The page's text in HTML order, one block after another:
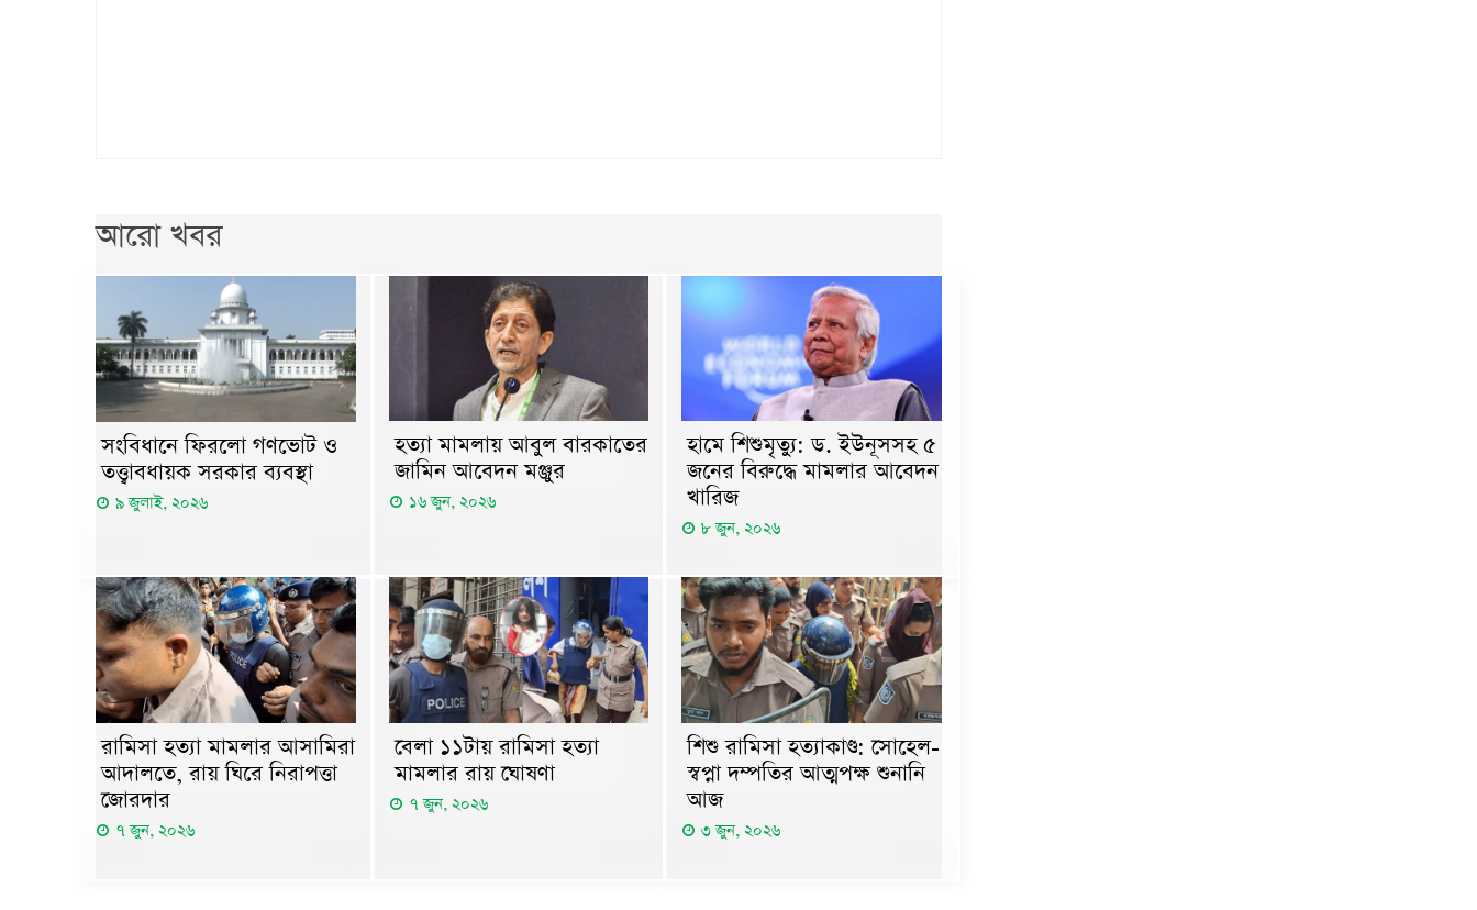
আরো খবর
সংবিধানে ফিরলো গণভোট ও
তত্ত্বাবধায়ক সরকার ব্যবস্থা
৯ জুলাই, ২০২৬
হত্যা মামলায় আবুল বারকাতের
জামিন আবেদন মঞ্জুর
১৬ জুন, ২০২৬
হামে শিশুমৃত্যু: ড. ইউনূসসহ ৫
জনের বিরুদ্ধে মামলার আবেদন
খারিজ
৮ জুন, ২০২৬
রামিসা হত্যা মামলার আসামিরা
আদালতে, রায় ঘিরে নিরাপত্তা
জোরদার
৭ জুন, ২০২৬
বেলা ১১টায় রামিসা হত্যা
মামলার রায় ঘোষণা
৭ জুন, ২০২৬
শিশু রামিসা হত্যাকাণ্ড: সোহেল-
স্বপ্না দম্পতির আত্মপক্ষ শুনানি
আজ
৩ জুন, ২০২৬